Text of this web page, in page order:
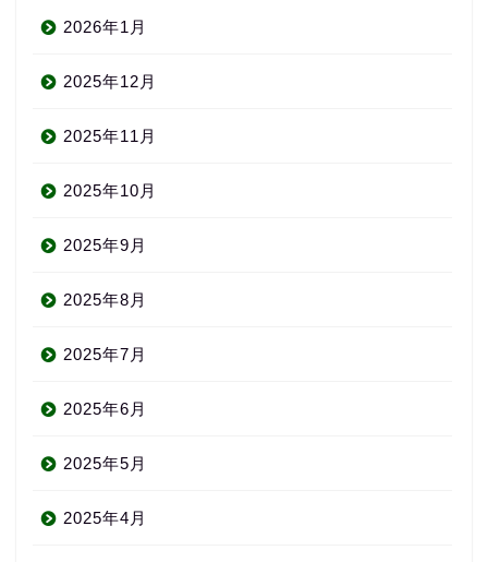
2026年1月
2025年12月
2025年11月
2025年10月
2025年9月
2025年8月
2025年7月
2025年6月
2025年5月
2025年4月